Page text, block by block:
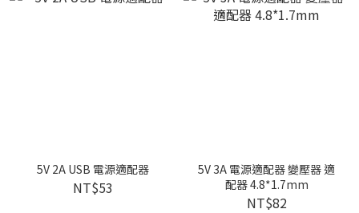
5V 2A USB 電源適配器
NT$53
5V 3A 電源適配器 變壓器 適
配器 4.8*1.7mm
NT$82